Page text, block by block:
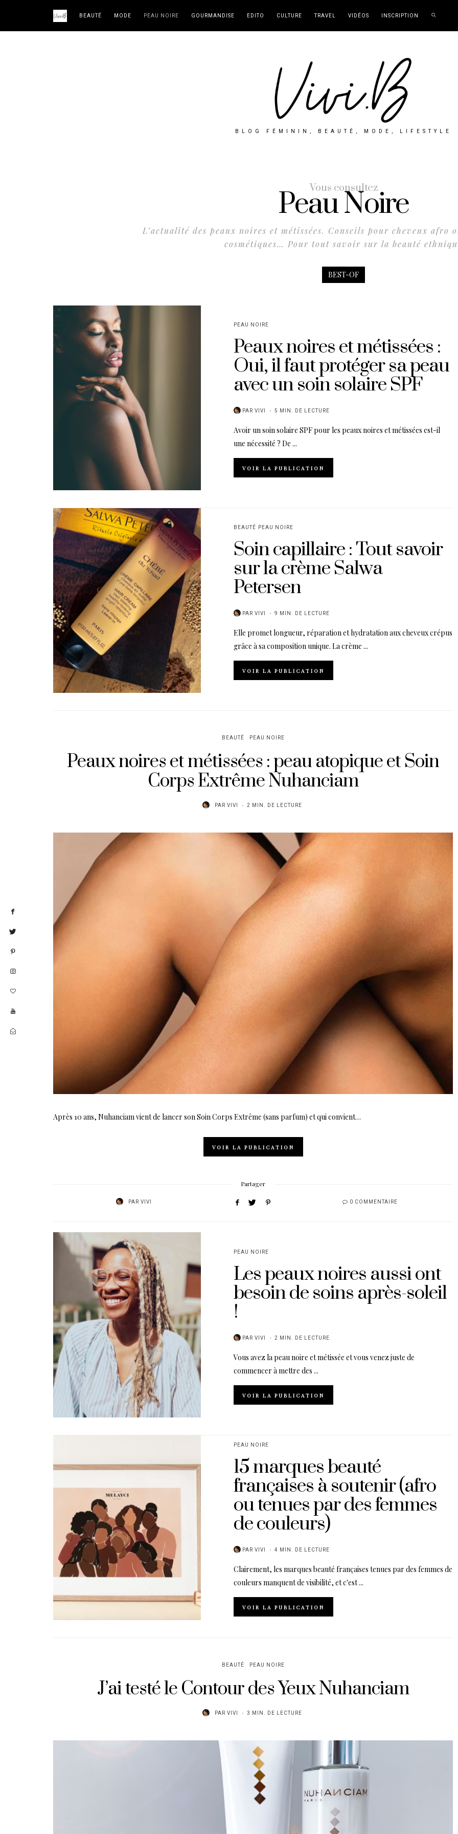
BEAUTÉ MODE PEAU NOIRE GOURMANDISE EDITO CULTURE TRAVEL VIDÉOS INSCRIPTION
BLOG FÉMININ, BEAUTÉ, MODE, LIFESTYLE
Vous consultez
Peau Noire
L’actualité des peaux noires et métissées. Conseils pour cheveux afro
cosmétiques… Pour tout savoir sur la beauté
BEST-OF
PEAU NOIRE
Peaux noires et métissées :
Oui, il faut protéger sa peau
avec un soin solaire SPF
PAR VIVI 5 MIN. DE LECTURE
Avoir un soin solaire SPF pour les peaux noires et métissées est-il
une nécessité ? De ...
VOIR LA PUBLICATION
BEAUTÉ PEAU NOIRE
Soin capillaire : Tout savoir
sur la crème Salwa
Petersen
PAR VIVI 9 MIN. DE LECTURE
Elle promet longueur, réparation et hydratation aux cheveux crépus
grâce à sa composition unique. La crème ...
VOIR LA PUBLICATION
BEAUTÉ PEAU NOIRE
Peaux noires et métissées : peau atopique et Soin
Corps Extrême Nuhanciam
PAR VIVI 2 MIN. DE LECTURE
Après 10 ans, Nuhanciam vient de lancer son Soin Corps Extrême (sans parfum) et qui convient…
VOIR LA PUBLICATION
Partager
PAR VIVI 0 COMMENTAIRE
PEAU NOIRE
Les peaux noires aussi ont
besoin de soins après-soleil
!
PAR VIVI 2 MIN. DE LECTURE
Vous avez la peau noire et métissée et vous venez juste de
commencer à mettre des ...
VOIR LA PUBLICATION
PEAU NOIRE
15 marques beauté
françaises à soutenir (afro
ou tenues par des femmes
de couleurs)
PAR VIVI 4 MIN. DE LECTURE
Clairement, les marques beauté françaises tenues par des femmes de
couleurs manquent de visibilité, et c'est ...
VOIR LA PUBLICATION
BEAUTÉ PEAU NOIRE
J’ai testé le Contour des Yeux Nuhanciam
PAR VIVI 3 MIN. DE LECTURE